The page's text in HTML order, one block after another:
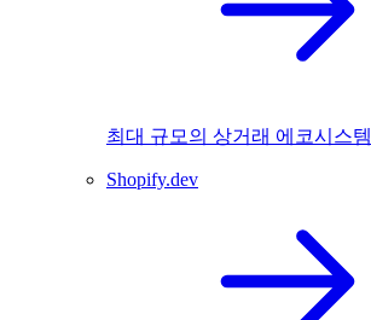
최대 규모의 상거래 에코시스템
Shopify.dev